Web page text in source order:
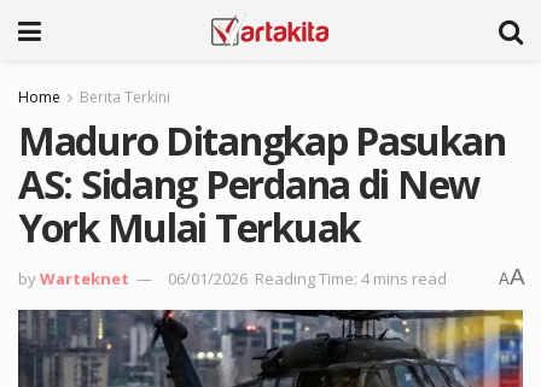
Home Berita Terkini
Maduro Ditangkap Pasukan
AS: Sidang Perdana di New
York Mulai Terkuak
byWarteknet 06/01/2026 Reading Time: 4 mins read AA